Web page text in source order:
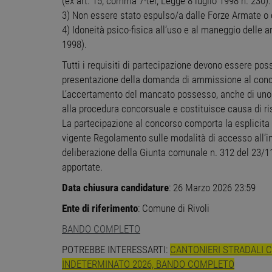
3) Non essere stato espulso/a dalle Forze Armate
4) Idoneità psico-fisica all’uso e al maneggio delle
1998).
Tutti i requisiti di partecipazione devono essere
presentazione della domanda di ammissione al
L’accertamento del mancato possesso, anche di
alla procedura concorsuale e costituisce causa di
La partecipazione al concorso comporta la
vigente Regolamento sulle modalità di accesso
deliberazione della Giunta comunale n. 312 del
apportate.
Data chiusura candidature: 26 Marzo 2026 23:59
Ente di riferimento: Comune di Rivoli
BANDO COMPLETO
POTREBBE INTERESSARTI: CANTONIERI STRADALI
INDETERMINATO 2026, BANDO COMPLETO
web non può essere
Nome
PHPSESSID
CookieScriptConsent
receive-cookie-